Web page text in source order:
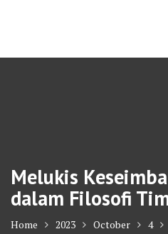
Melukis
dalam Filosofi
Home 2023 October
4